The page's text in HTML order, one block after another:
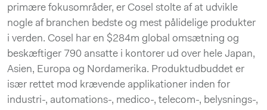
primære fokusområder, er Cosel stolte af at udvikle
nogle af branchen bedste og mest pålidelige produkter
i verden. Cosel har en $284m global omsætning og
beskæftiger 790 ansatte i kontorer ud over hele Japan,
Asien, Europa og Nordamerika. Produktudbuddet er
især rettet mod krævende applikationer inden for
industri-, automations-, medico-, telecom-, belysnings-,